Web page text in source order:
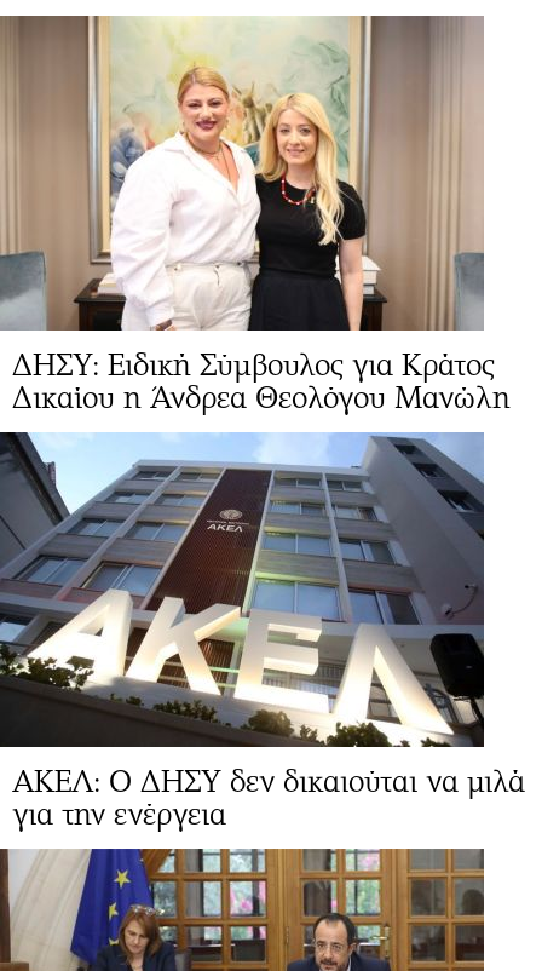
ΔΗΣΥ: Ειδική Σύμβουλος για Κράτος
Δικαίου η Άνδρεα Θεολόγου Μανώλη
ΑΚΕΛ: Ο ΔΗΣΥ δεν δικαιούται να μιλά
για την ενέργεια